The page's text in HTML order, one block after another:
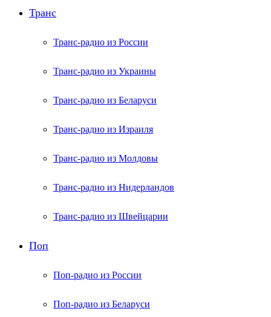
Транс
Транс-радио из России
Транс-радио из Украины
Транс-радио из Беларуси
Транс-радио из Израиля
Транс-радио из Молдовы
Транс-радио из Нидерландов
Транс-радио из Швейцарии
Поп
Поп-радио из России
Поп-радио из Беларуси